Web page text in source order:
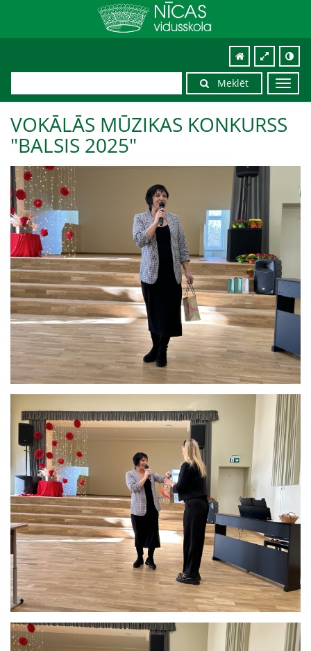
Meklēt
VOKĀLĀS MŪZIKAS KONKURSS
"BALSIS 2025"